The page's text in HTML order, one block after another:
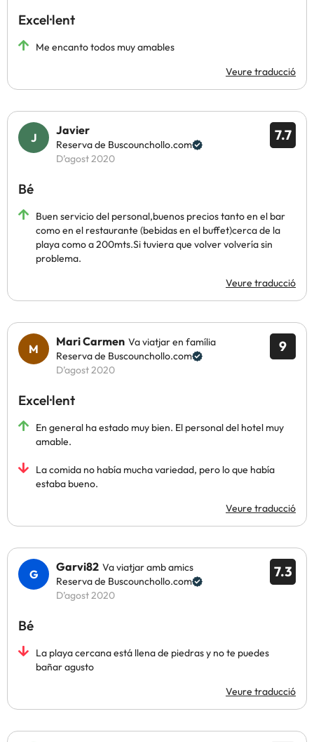
Excel·lent
Me encanto todos muy amables
Veure traducció
7.7
Javier
Reserva de Buscounchollo.com
D’agost 2020
Bé
Buen servicio del personal,buenos precios tanto en el bar
como en el restaurante (bebidas en el buffet)cerca de la
playa como a 200mts.Si tuviera que volver volvería sin
problema.
Veure traducció
9
Mari Carmen Va viatjar en família
Reserva de Buscounchollo.com
D’agost 2020
Excel·lent
En general ha estado muy bien. El personal del hotel muy
amable.
La comida no había mucha variedad, pero lo que había
estaba bueno.
Veure traducció
7.3
Garvi82 Va viatjar amb amics
Reserva de Buscounchollo.com
D’agost 2020
Bé
La playa cercana está llena de piedras y no te puedes
bañar agusto
Veure traducció